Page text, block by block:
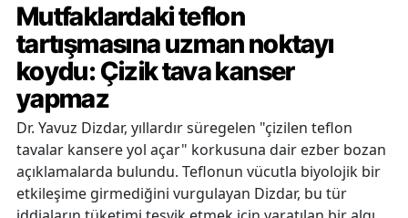
Mutfaklardaki teflon
tartışmasına uzman noktayı
koydu: Çizik tava kanser
yapmaz
Dr. Yavuz Dizdar, yıllardır süregelen "çizilen teflon
tavalar kansere yol açar" korkusuna dair ezber bozan
açıklamalarda bulundu. Teflonun vücutla biyolojik bir
etkileşime girmediğini vurgulayan Dizdar, bu tür